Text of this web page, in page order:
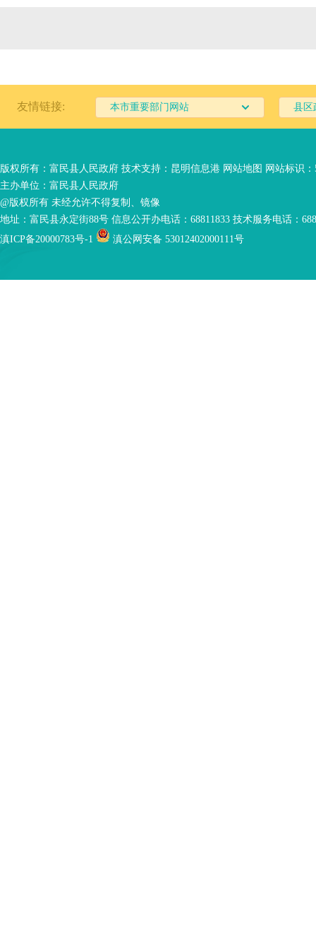
友情链接: 本市重要部门网站 县区
版权所有：富民县人民政府 技术支持： 昆明信息港 网站地图 网站标识：
主办单位：富民县人民政府
@版权所有 未经允许不得复制、镜像
地址：富民县永定街88号 信息公开办电话：68811833 技术服务电话：
滇ICP备20000783号-1
滇公网安备 53012402000111号